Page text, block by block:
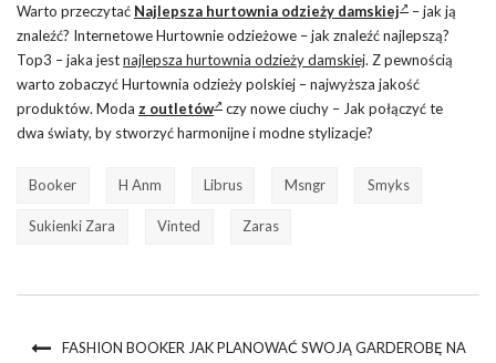
Warto przeczytać Najlepsza hurtownia odzieży damskiej
– jak ją
znaleźć? Internetowe Hurtownie odzieżowe – jak znaleźć najlepszą?
Top3 – jaka jestnajlepsza hurtownia odzieży damskiej. Z pewnością
warto zobaczyć Hurtownia odzieży polskiej – najwyższa jakość
produktów. Moda z outletów
czy nowe ciuchy – Jak połączyć te
dwa światy, by stworzyć harmonijne i modne stylizacje?
Booker H Anm Librus Msngr Smyks
Sukienki Zara Vinted Zaras
FASHION BOOKER JAK PLANOWAĆ SWOJĄ GARDEROBĘ NA